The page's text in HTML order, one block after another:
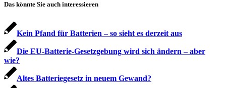
Das könnte Sie auch interessieren
Kein Pfand für Batterien – so sieht es derzeit aus
Die EU-Batterie-Gesetzgebung wird sich ändern – aber
wie?
Altes Batteriegesetz in neuem Gewand?